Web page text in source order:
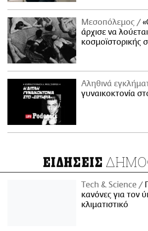
Μεσοπόλεμος
άρχισε να
κοσμοϊστορικής
Αληθινά
γυναικοκτονία
ΕΙΔΗΣΕΙΣ
Τech & Science
κανόνες για τον
κλιματιστικό